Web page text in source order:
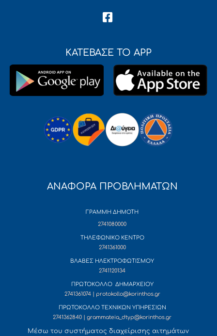
ΚΑΤΕΒΑΣΕ ΤΟ APP
ΑΝΑΦΟΡΑ ΠΡΟΒΛΗΜΑΤΩΝ
ΓΡΑΜΜΗ ΔΗΜΟΤΗ
2741080000
ΤΗΛΕΦΩΝΙΚΟ ΚΕΝΤΡΟ
2741361000
ΒΛΑΒΕΣ ΗΛΕΚΤΡΟΦΩΤΙΣΜΟΥ
2741120134
ΠΡΩΤΟΚΟΛΛΟ ΔΗΜΑΡΧΕΙΟΥ
2741361074 | protokollo@korinthos.gr
ΠΡΩΤΟΚΟΛΛΟ ΤΕΧΝΙΚΩΝ ΥΠΗΡΕΣΙΩΝ
2741362840 | grammateia_dtyp@korinthos.gr
Mέσω του συστήματος διαχείρισης αιτημάτων